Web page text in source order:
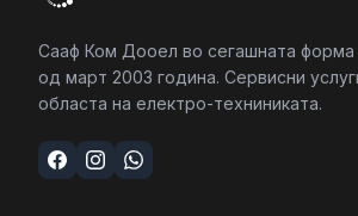
Сааф Ком Дооел во сегашната форма
од март 2003 година. Сервисни
областа на електро-техниниката.